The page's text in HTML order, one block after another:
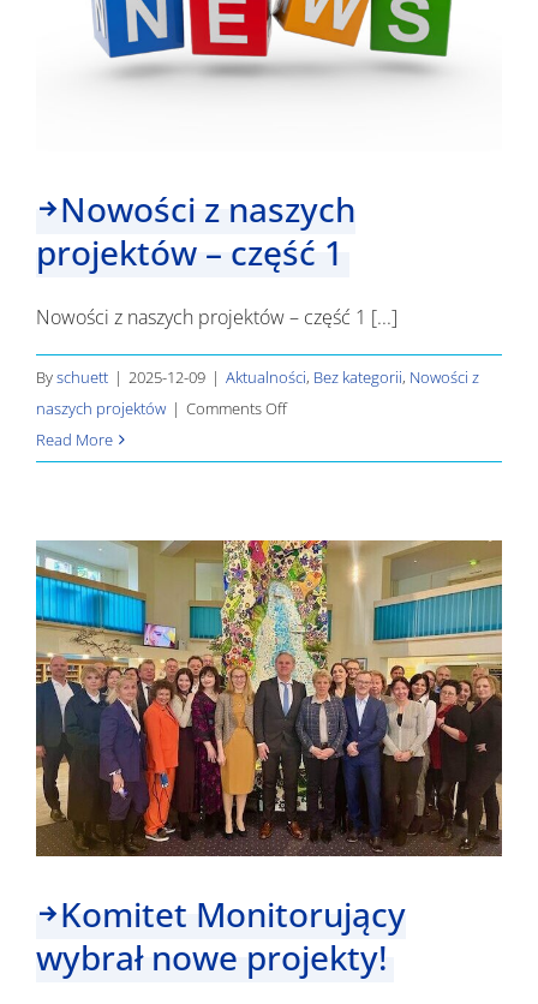
Nowości z naszych
projektów – część 1
Nowości z naszych projektów – część 1 [...]
Byschuett | 2025-12-09 | Aktualności, Bez kategorii, Nowości z
naszych projektów | Comments Offon
z
–
część
1
Read More
Komitet Monitorujący
wybrał nowe projekty!